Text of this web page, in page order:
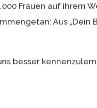
Frauen auf ihrem
Aus
besser